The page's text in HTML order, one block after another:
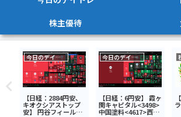
株主優待
今日のデイトレ
【日経：2884円安、
キオクシアストップ
安】 円谷フィールズ
今日のデイトレ
【日経：6円安】 霞ヶ
関キャピタル<3498>
中国塗料<4617>西武